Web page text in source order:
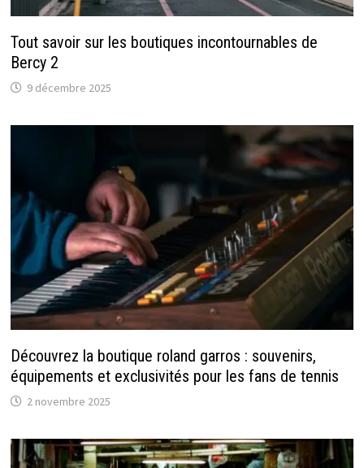
Tout savoir sur les boutiques incontournables de
Bercy 2
9 décembre 2025
Découvrez la boutique roland garros : souvenirs,
équipements et exclusivités pour les fans de tennis
2 novembre 2025